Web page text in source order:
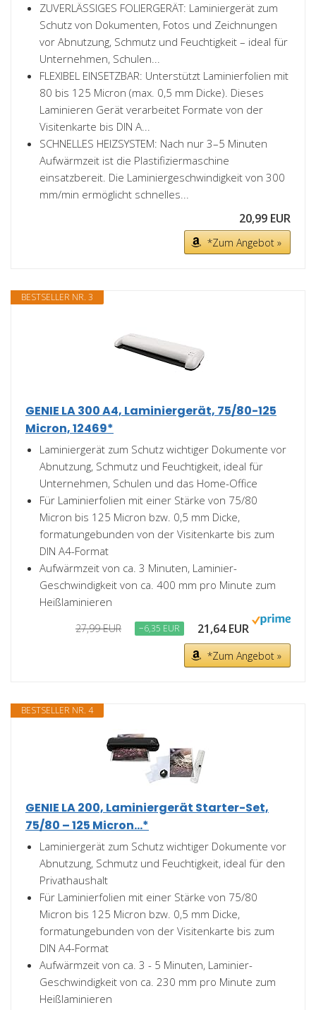
ZUVERLÄSSIGES FOLIERGERÄT: Laminiergerät zum
Schutz von Dokumenten, Fotos und Zeichnungen
vor Abnutzung, Schmutz und Feuchtigkeit – ideal für
Unternehmen, Schulen...
FLEXIBEL EINSETZBAR: Unterstützt Laminierfolien mit
80 bis 125 Micron (max. 0,5 mm Dicke). Dieses
Laminieren Gerät verarbeitet Formate von der
Visitenkarte bis DIN A...
SCHNELLES HEIZSYSTEM: Nach nur 3–5 Minuten
Aufwärmzeit ist die Plastifiziermaschine
einsatzbereit. Die Laminiergeschwindigkeit von 300
mm/min ermöglicht schnelles...
20,99 EUR
*Zum Angebot »
BESTSELLER NR. 3
GENIE LA 300 A4, Laminiergerät, 75/80-125
Micron, 12469*
Laminiergerät zum Schutz wichtiger Dokumente vor
Abnutzung, Schmutz und Feuchtigkeit, ideal für
Unternehmen, Schulen und das Home-Office
Für Laminierfolien mit einer Stärke von 75/80
Micron bis 125 Micron bzw. 0,5 mm Dicke,
formatungebunden von der Visitenkarte bis zum
DIN A4-Format
Aufwärmzeit von ca. 3 Minuten, Laminier-
Geschwindigkeit von ca. 400 mm pro Minute zum
Heißlaminieren
27,99 EUR −6,35 EUR 21,64 EUR
*Zum Angebot »
BESTSELLER NR. 4
GENIE LA 200, Laminiergerät Starter-Set,
75/80 – 125 Micron...*
Laminiergerät zum Schutz wichtiger Dokumente vor
Abnutzung, Schmutz und Feuchtigkeit, ideal für den
Privathaushalt
Für Laminierfolien mit einer Stärke von 75/80
Micron bis 125 Micron bzw. 0,5 mm Dicke,
formatungebunden von der Visitenkarte bis zum
DIN A4-Format
Aufwärmzeit von ca. 3 - 5 Minuten, Laminier-
Geschwindigkeit von ca. 230 mm pro Minute zum
Heißlaminieren